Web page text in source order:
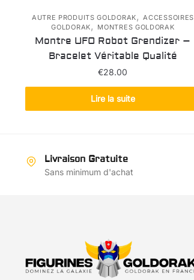
AUTRE PRODUITS GOLDORAK,ACCESSOIRES
GOLDORAK, MONTRES GOLDORAK
Montre UFO Robot Grendizer –
Bracelet Véritable Qualité
€28.00
Lire la suite
Livraison Gratuite
Sans minimum d'achat